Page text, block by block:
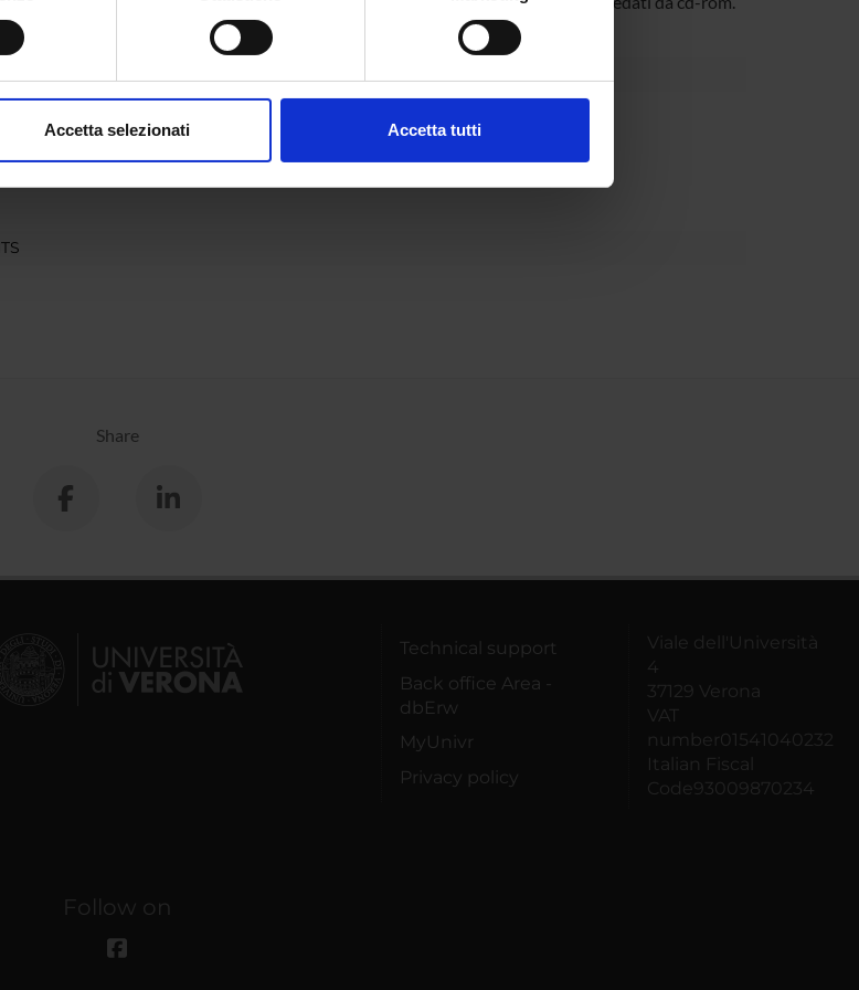
momento dalla Dichiarazione sui cookie.
Accetta selezionati Accetta tutti
assigned and managed by the department
Share
Technical support
Back office Area -
dbErw
MyUnivr
Privacy policy
Viale dell'Università
4
37129 Verona
VAT
number01541040232
Italian Fiscal
Code93009870234
Follow on